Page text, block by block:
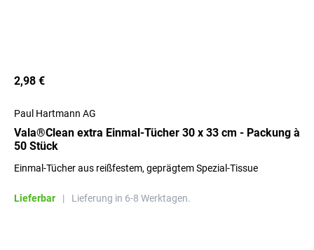
2,98 €
Paul Hartmann AG
Vala®Clean extra Einmal-Tücher 30 x 33 cm - Packung à
50 Stück
Einmal-Tücher aus reißfestem, geprägtem Spezial-Tissue
Lieferbar | Lieferung in 6-8 Werktagen.